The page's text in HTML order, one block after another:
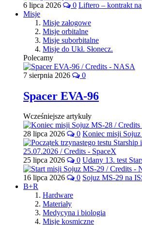
6 lipca 2026 0 Liftero – kontrakt
Misje
Misje załogowe
Misje orbitalne
Misje suborbitalne
Misje do Ukł. Słonecz.
Polecamy
7 sierpnia 2026 0
Spacer EVA-96
Wcześniejsze artykuły
28 lipca 2026 0 Koniec misji
25 lipca 2026 0 Udany 13. test
16 lipca 2026 0 Sojuz MS-29 na
B+R
Hardware
Materiały
Medycyna i biologia
Misje kosmiczne